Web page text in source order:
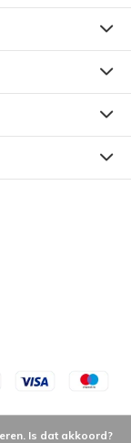
Is dat akkoord?